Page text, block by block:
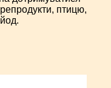
птицю,